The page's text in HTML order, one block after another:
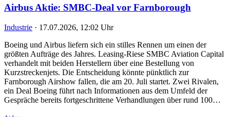
Airbus Aktie: SMBC-Deal vor Farnborough
Industrie · 17.07.2026, 12:02 Uhr
Boeing und Airbus liefern sich ein stilles Rennen um einen der
größten Aufträge des Jahres. Leasing-Riese SMBC Aviation Capital
verhandelt mit beiden Herstellern über eine Bestellung von
Kurzstreckenjets. Die Entscheidung könnte pünktlich zur
Farnborough Airshow fallen, die am 20. Juli startet. Zwei Rivalen,
ein Deal Boeing führt nach Informationen aus dem Umfeld der
Gespräche bereits fortgeschrittene Verhandlungen über rund 100…